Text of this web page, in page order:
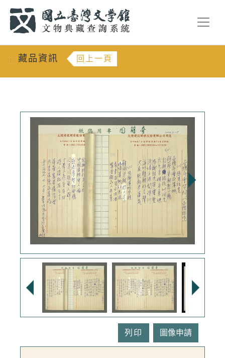
::: 藏品資訊 回上一頁
列印